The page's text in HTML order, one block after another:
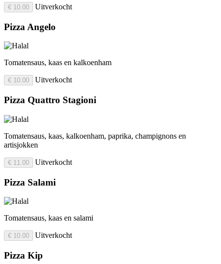
€ 10.00 Uitverkocht
Pizza Angelo
Tomatensaus, kaas en kalkoenham
€ 10.00 Uitverkocht
Pizza Quattro Stagioni
Tomatensaus, kaas, kalkoenham, paprika, champignons en
artisjokken
€ 11.00 Uitverkocht
Pizza Salami
Tomatensaus, kaas en salami
€ 10.00 Uitverkocht
Pizza Kip